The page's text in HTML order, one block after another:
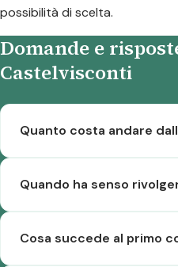
possibilità di scelta.
Domande e
Castelvisconti
Quanto costa andare
Quando ha senso
Cosa succede al primo